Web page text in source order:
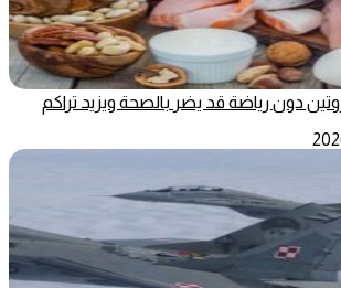
دون رياضة قد يضر بالصحة ويزيد تراكم